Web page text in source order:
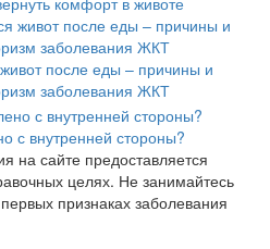
после еды – причины и
заболевания ЖКТ
с внутренней стороны?
на сайте предоставляется
целях. Не занимайтесь
признаках заболевания